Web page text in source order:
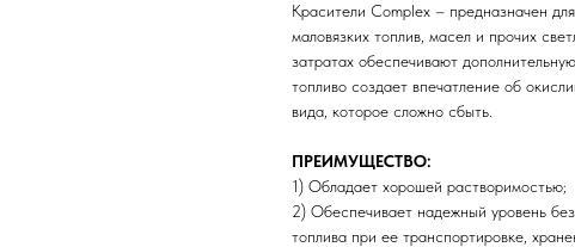
Красители Complex – предназначен
маловязких топлив, масел и прочих
затратах обеспечивают
топливо создает впечатление об
вида, которое сложно сбыть.
ПРЕИМУЩЕСТВО:
1) Обладает хорошей растворимостью;
2) Обеспечивает надежный уровень
топлива при ее транспортировке,